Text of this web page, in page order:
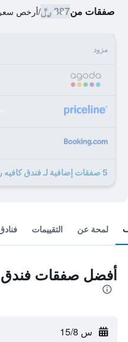
صفقات من387 ﷼ /أرخص سعر
مزود
5 صفقات إضافية لـ فندق كافيه ريستورانت أبينا
لمحة عن التقييمات
أفضل صفقات فندق
س 15/8